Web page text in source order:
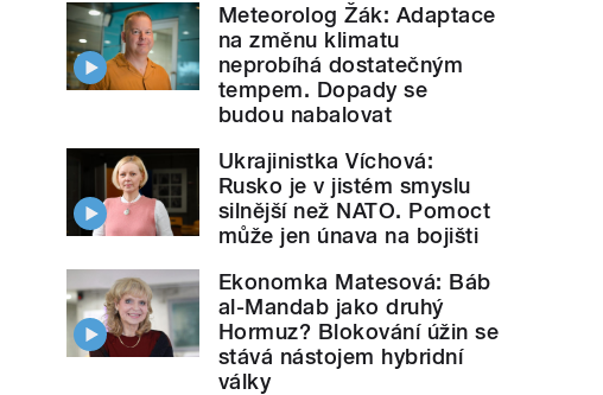
Meteorolog Žák: Adaptace
na změnu klimatu
neprobíhá dostatečným
tempem. Dopady se
budou nabalovat
Ukrajinistka Víchová:
Rusko je v jistém smyslu
silnější než NATO. Pomoct
může jen únava na bojišti
Ekonomka Matesová: Báb
al-Mandab jako druhý
Hormuz? Blokování úžin se
stává nástojem hybridní
války